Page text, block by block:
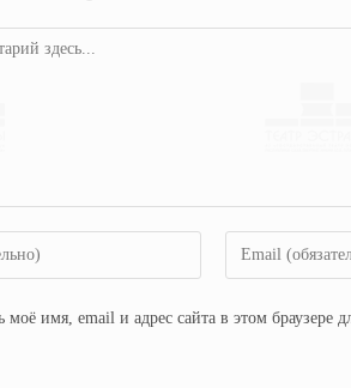
моё имя, email и адрес сайта в этом браузере